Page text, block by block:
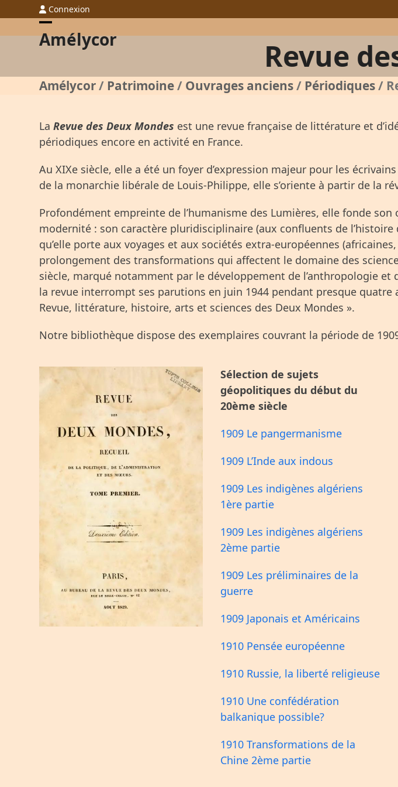
to
content
Connexion
Amélycor
Open
menu
Close
menu
Revue
Amélycor/ Patrimoine/ Ouvrages anciens/ Périodiques/
LaRevue des Deux Mondes est une revue française de littérature et
périodiques encore en activité en France.
Au XIXe siècle, elle a été un foyer d’expression majeur pour les
de la monarchie libérale de Louis-Philippe, elle s’oriente à partir de la
Profondément empreinte de l’humanisme des Lumières, elle fonde
modernité : son caractère pluridisciplinaire (aux confluents de
qu’elle porte aux voyages et aux sociétés extra-européennes
prolongement des transformations qui affectent le domaine des
siècle, marqué notamment par le développement de l’anthropologie
la revue interrompt ses parutions en juin 1944 pendant presque
Revue, littérature, histoire, arts et sciences des Deux Mondes ».
Notre bibliothèque dispose des exemplaires couvrant la période de
Sélection de sujets
géopolitiques du début du
20ème siècle
1909 Le pangermanisme
1909 L’Inde aux indous
1909 Les indigènes algériens
1ère partie
1909 Les indigènes algériens
2ème partie
1909 Les préliminaires de la
guerre
1909 Japonais et Américains
1910 Pensée européenne
1910 Russie, la liberté religieuse
1910 Une confédération
balkanique possible?
1910 Transformations de la
Chine 2ème partie